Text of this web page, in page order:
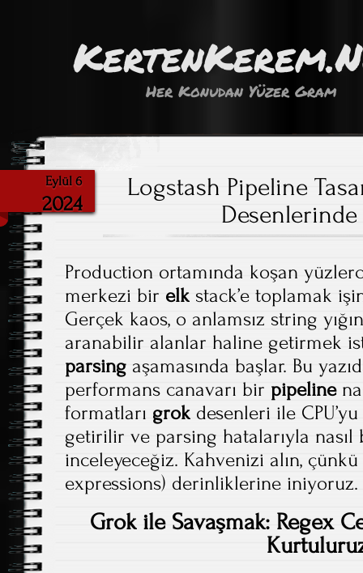
Her Konudan Yüzer Gram
Eylül 6
2024
Logstash Pipeline
Desenlerinde
Production ortamında koşan
merkezi bir elk stack’e toplamak
Gerçek kaos, o anlamsız string
aranabilir alanlar haline getirmek
parsing aşamasında başlar. Bu
performans canavarı bir pipeline
formatları grok desenleri ile
getirilir ve parsing hatalarıyla nasıl
inceleyeceğiz. Kahvenizi alın,
expressions) derinliklerine iniyoruz.
Grok ile Savaşmak: Regex